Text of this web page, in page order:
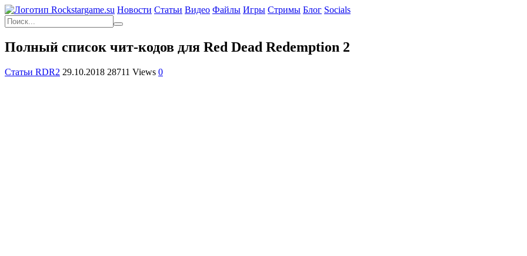
Новости Статьи Видео Файлы Игры Cтримы Блог Socials
Полный список чит-кодов для Red Dead Redemption 2
Статьи RDR2 29.10.2018 28711 Views 0